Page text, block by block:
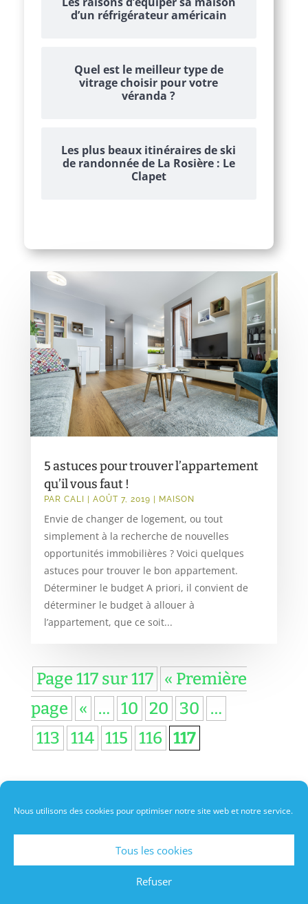
Nous utilisons des cookies pour optimiser notre site web et notre service.
Tous les cookies
Refuser
d’un réfrigérateur américain
Quel est le meilleur type de
vitrage choisir pour votre
véranda ?
Les plus beaux itinéraires de ski
de randonnée de La Rosière : Le
Clapet
5 astuces pour trouver l’appartement
qu’il vous faut !
PAR CALI AOÛT 7, 2019 MAISON
Envie de changer de logement, ou tout
simplement à la recherche de nouvelles
opportunités immobilières ? Voici quelques
astuces pour trouver le bon appartement.
Déterminer le budget A priori, il convient de
déterminer le budget à allouer à
l’appartement, que ce soit...
Page 117 sur 117
« Première
page
« … 10 20 30
…
113
114 115 116 117
Elegant Themes